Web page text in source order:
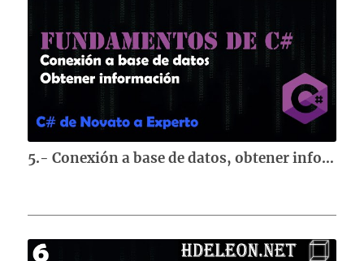
5.- Conexión a base de datos, obtener información | Curso de fundamentos de C#